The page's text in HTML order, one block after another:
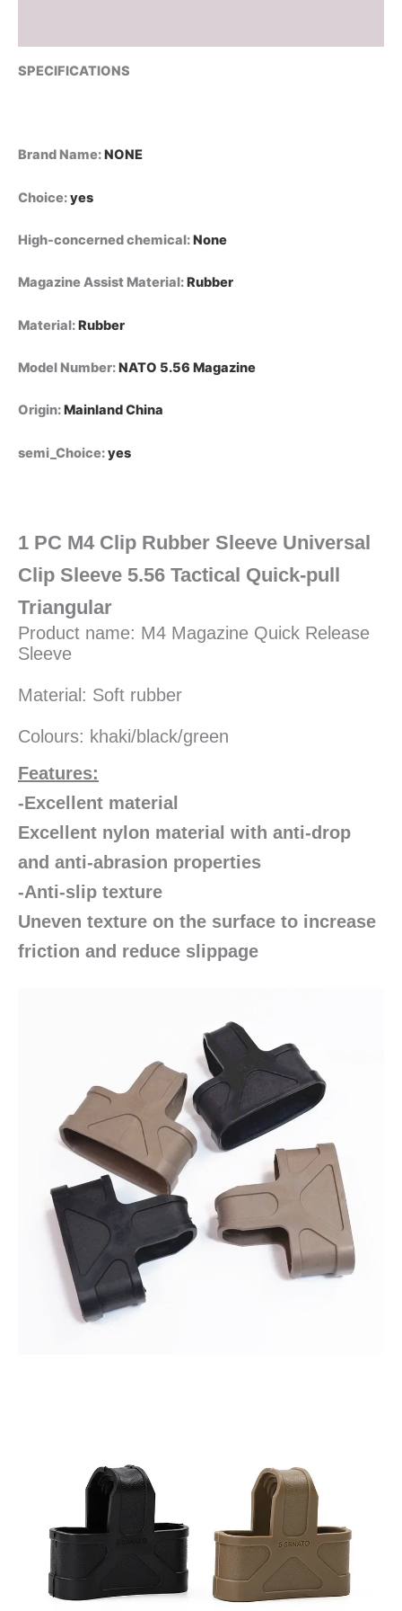
قسم
التعديل
الجماعيحلقات
5.56،
سريع،
واحدة
جراب
5.56
Airsoft
quantity
SPECIFICATIONS
Brand Name:NONE
Choice:yes
High-concerned chemical:None
Magazine Assist Material:Rubber
Material:Rubber
Model Number:NATO 5.56 Magazine
Origin:Mainland China
semi_Choice:yes
1 PC M4 Clip Rubber Sleeve Universal
Clip Sleeve 5.56 Tactical Quick-pull
Triangular
Product name: M4 Magazine Quick Release
Sleeve
Material: Soft rubber
Colours: khaki/black/green
Features:
-Excellent material
Excellent nylon material with anti-drop
and anti-abrasion properties
-Anti-slip texture
Uneven texture on the surface to increase
friction and reduce slippage